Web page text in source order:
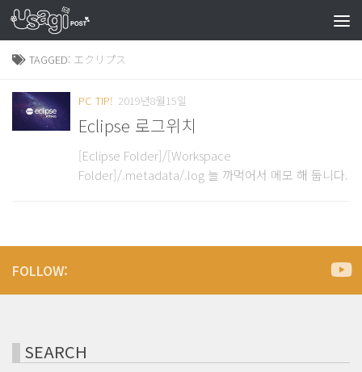
TAGGED: エクリプス
PC TIP! 2019년8월15일
Eclipse 로그위치
[Eclipse Folder]/[Workspace
Folder]/.metadata/.log 늘 까먹어서 메모 해 둡니다.
FOLLOW:
SEARCH